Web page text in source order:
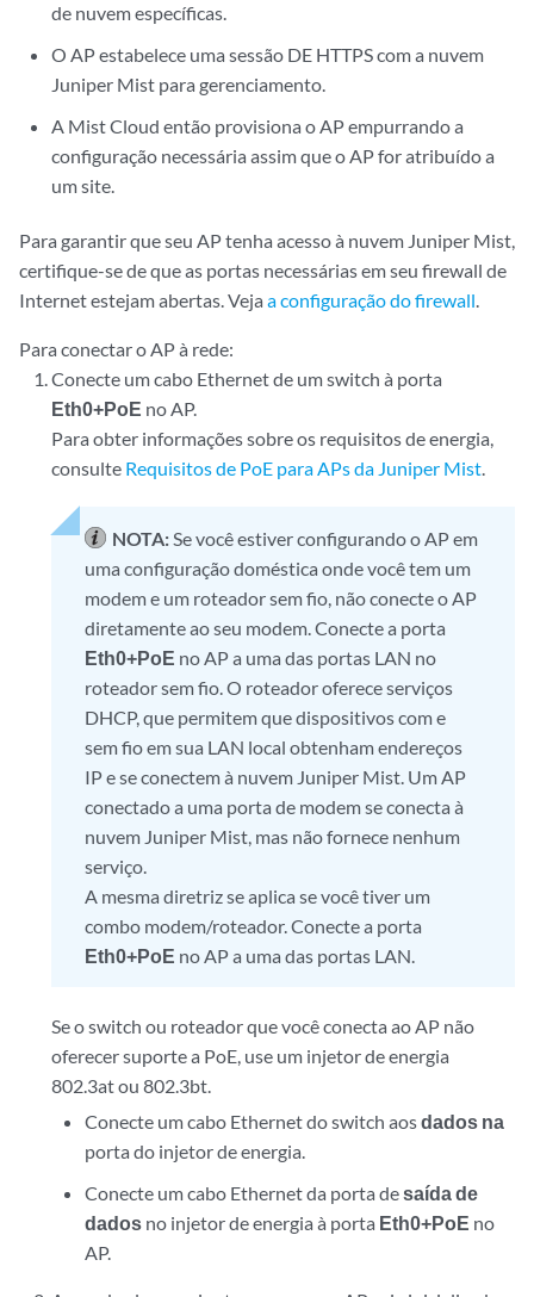
de nuvem específicas.
O AP estabelece uma sessão DE HTTPS com a nuvem
Juniper Mist para gerenciamento.
A Mist Cloud então provisiona o AP empurrando a
configuração necessária assim que o AP for atribuído a
um site.
Para garantir que seu AP tenha acesso à nuvem Juniper Mist,
certifique-se de que as portas necessárias em seu firewall de
Internet estejam abertas. Veja a configuração do firewall.
Para conectar o AP à rede:
Conecte um cabo Ethernet de um switch à porta
Eth0+PoE no AP.
Para obter informações sobre os requisitos de energia,
consulte Requisitos de PoE para APs da Juniper Mist.
NOTA:Se você estiver configurando o AP em
uma configuração doméstica onde você tem um
modem e um roteador sem fio, não conecte o AP
diretamente ao seu modem. Conecte a porta
Eth0+PoE no AP a uma das portas LAN no
roteador sem fio. O roteador oferece serviços
DHCP, que permitem que dispositivos com e
sem fio em sua LAN local obtenham endereços
IP e se conectem à nuvem Juniper Mist. Um AP
conectado a uma porta de modem se conecta à
nuvem Juniper Mist, mas não fornece nenhum
serviço.
A mesma diretriz se aplica se você tiver um
combo modem/roteador. Conecte a porta
Eth0+PoE no AP a uma das portas LAN.
Se o switch ou roteador que você conecta ao AP não
oferecer suporte a PoE, use um injetor de energia
802.3at ou 802.3bt.
Conecte um cabo Ethernet do switch aosdados na
porta do injetor de energia.
Conecte um cabo Ethernet da porta desaída de
dadosno injetor de energia à porta Eth0+PoE no
AP.